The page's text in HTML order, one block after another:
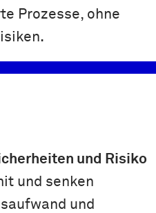
Prozesse, ohne
und Risiko
und senken
und